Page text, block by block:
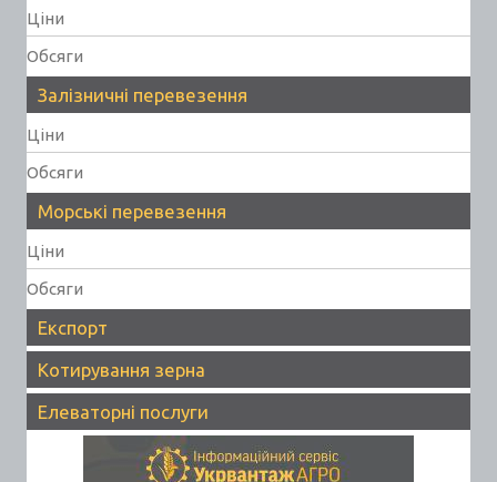
Ціни
Обсяги
Залізничні перевезення
Ціни
Обсяги
Морські перевезення
Ціни
Обсяги
Експорт
Котирування зерна
Елеваторні послуги